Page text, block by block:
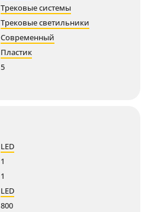
Трековые системы
Трековые светильники
Современный
Пластик
5
LED
1
1
LED
800